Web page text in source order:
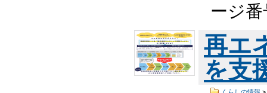
ージ
再エ
を支